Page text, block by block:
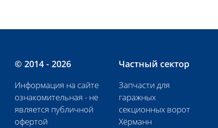
© 2014 - 2026
Информация на сайте
ознакомительная - не
является публичной
офертой
Частный сектор
Запчасти для
гаражных
секционных ворот
Хёрманн